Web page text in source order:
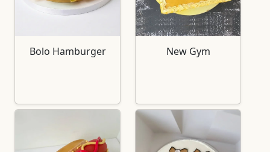
Bolo Hamburger New Gym